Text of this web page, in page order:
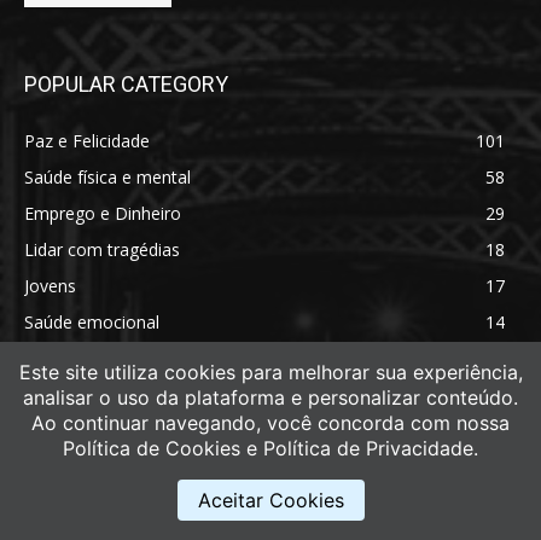
POPULAR CATEGORY
Paz e Felicidade
101
Saúde física e mental
58
Emprego e Dinheiro
29
Lidar com tragédias
18
Jovens
17
Saúde emocional
14
Este site utiliza cookies para melhorar sua experiência,
analisar o uso da plataforma e personalizar conteúdo.
Ao continuar navegando, você concorda com nossa
Política de Cookies e Política de Privacidade.
Aceitar Cookies